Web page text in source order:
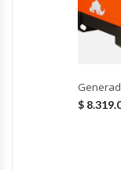
Granizadoras
Hornos A Piso Y
$